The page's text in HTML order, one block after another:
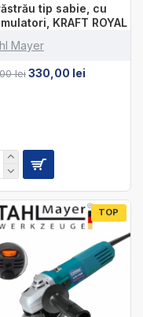
Mayer
tip sabie, cu
KRAFT ROYAL
lei330,00 lei
TOP